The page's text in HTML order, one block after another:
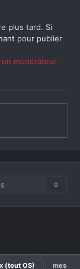
plus tard. Si
pour publier
modérateur
0
(tout OS)